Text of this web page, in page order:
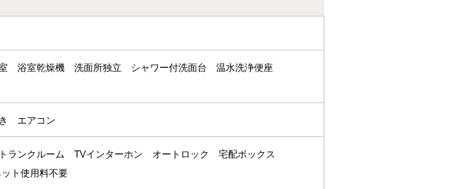
浴室乾燥機 洗面所独立 シャワー付洗面台
温水洗浄便座
エアコン
トランクルーム TVインターホン オートロック
宅配ボックス
ット使用料不要